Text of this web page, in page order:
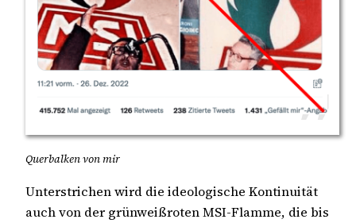
Querbalken von mir
Unterstrichen wird die ideologische Kontinuität
auch von der grünweißroten MSI-Flamme, die bis